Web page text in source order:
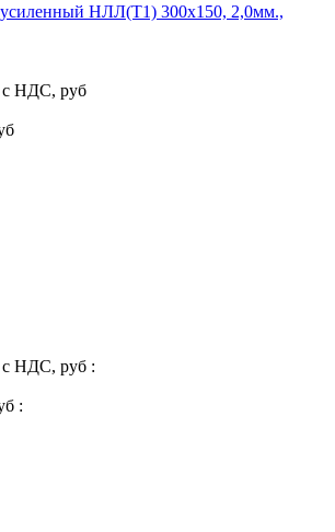
НЛЛ(Т1) 300х150, 2,0мм.,
с НДС, руб
НДС, руб :
: